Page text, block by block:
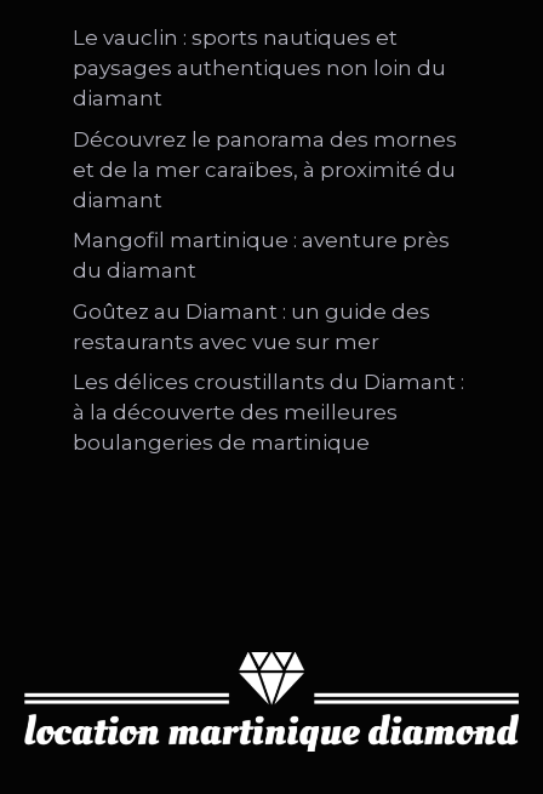
Le vauclin : sports nautiques et
paysages authentiques non loin du
diamant
Découvrez le panorama des mornes
et de la mer caraïbes, à proximité du
diamant
Mangofil martinique : aventure près
du diamant
Goûtez au Diamant : un guide des
restaurants avec vue sur mer
Les délices croustillants du Diamant :
à la découverte des meilleures
boulangeries de martinique